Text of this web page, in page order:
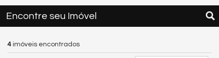
Encontre seu Imóvel
4 imóveis encontrados